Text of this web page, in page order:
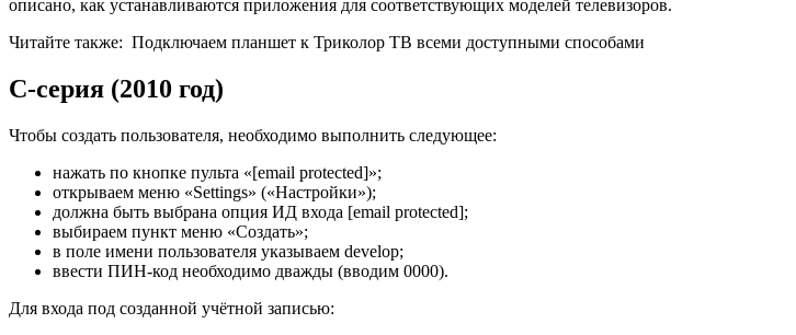
описано, как устанавливаются приложения для соответствующих моделей телевизоров.
Читайте также: Подключаем планшет к Триколор ТВ всеми доступными способами
C-серия (2010 год)
Чтобы создать пользователя, необходимо выполнить следующее:
нажать по кнопке пульта «[email protected]»;
открываем меню «Settings» («Настройки»);
должна быть выбрана опция ИД входа [email protected];
выбираем пункт меню «Создать»;
в поле имени пользователя указываем develop;
ввести ПИН-код необходимо дважды (вводим 0000).
Для входа под созданной учётной записью: